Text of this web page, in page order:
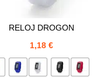
RELOJ DROGON
1,18 €